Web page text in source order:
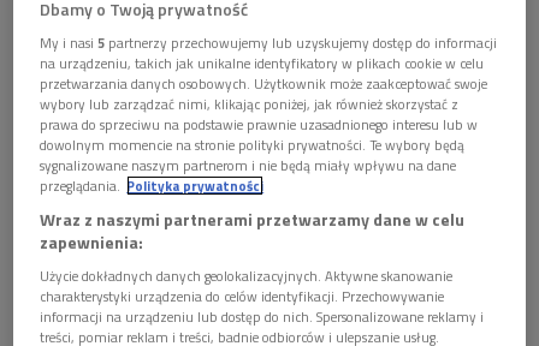
dobre.
Dbamy o Twoją prywatność
My i nasi5 partnerzy przechowujemy lub uzyskujemy dostęp do informacji
na urządzeniu, takich jak unikalne identyfikatory w plikach cookie w celu
przetwarzania danych osobowych. Użytkownik może zaakceptować swoje
wybory lub zarządzać nimi, klikając poniżej, jak również skorzystać z
prawa do sprzeciwu na podstawie prawnie uzasadnionego interesu lub w
dowolnym momencie na stronie polityki prywatności. Te wybory będą
sygnalizowane naszym partnerom i nie będą miały wpływu na dane
przeglądania. Polityka prywatności
Wraz z naszymi partnerami przetwarzamy dane w celu
zapewnienia:
Użycie dokładnych danych geolokalizacyjnych. Aktywne skanowanie
charakterystyki urządzenia do celów identyfikacji. Przechowywanie
informacji na urządzeniu lub dostęp do nich. Spersonalizowane reklamy i
treści, pomiar reklam i treści, badnie odbiorców i ulepszanie usług.